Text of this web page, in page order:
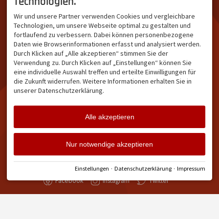
ALLGÄU
Südallgäu ist der südliche
Teil des Oberallgäus. Es
verbindet die Tourismus-
Destinationen Oberstdorf,
Bad Hindelang und
Kleinwalsertal und beliebte
Urlaubsziele wie die
Hörnerdörfer, Alpsee-
Grünten, Oberstaufen oder
Wertach im Allgäu.
das Team von Traminoaus
Oberstdorf.
Unser Ziel ist ein attraktives
touristisches Portal,
welches für Gäste und
Leistungsträger im
südlichen Oberallgäu eine
starke Plattform bietet.
NETZWERK & REICHWEITE
ca. 36.700 Abos bei
Facebook
Instagram
Facebook Instagram Twitter
Wir und unsere Partner verwenden Cookies und vergleichbare
Technologien, um unsere Webseite optimal zu gestalten und
fortlaufend zu verbessern. Dabei können personenbezogene
Daten wie Browserinformationen erfasst und analysiert werden.
Durch Klicken auf „Alle akzeptieren“ stimmen Sie der
Verwendung zu. Durch Klicken auf „Einstellungen“ können Sie
eine individuelle Auswahl treffen und erteilte Einwilligungen für
die Zukunft widerrufen. Weitere Informationen erhalten Sie in
unserer Datenschutzerklärung.
Alle akzeptieren
Nur notwendige akzeptieren
Einstellungen · Datenschutzerklärung · Impressum